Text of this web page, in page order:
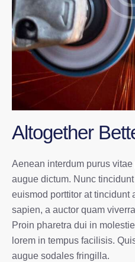
Altogether
Aenean interdum purus
augue dictum. Nunc
euismod porttitor at tincidunt
sapien, a auctor quam
Proin pharetra dui in
lorem in tempus facilisis.
augue sodales fringilla.